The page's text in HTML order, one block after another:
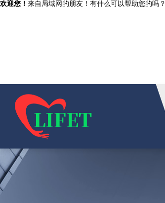
欢迎您！ 来自局域网的朋友！有什么可以帮助您的吗？